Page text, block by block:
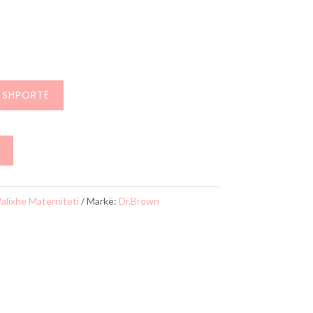
Materniteti Markë: Dr.Brown